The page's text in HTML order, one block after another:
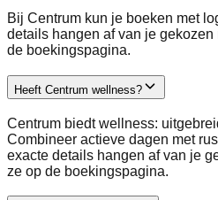
Bij Centrum kun je boeken met
details hangen af van je
de boekingspagina.
Heeft Centrum wellness?
Centrum biedt wellness:
Combineer actieve dagen met
exacte details hangen af van je
ze op de boekingspagina.